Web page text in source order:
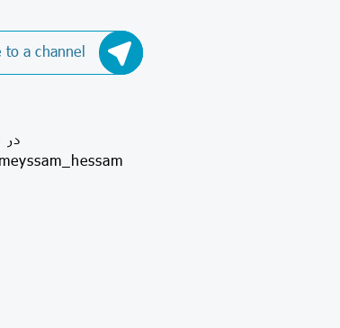
to a channel
در